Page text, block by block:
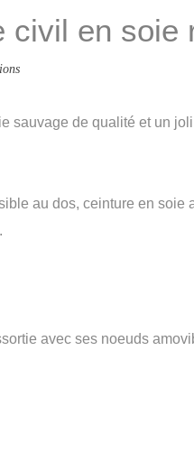
civil en soie
sauvage de qualité et un
au dos, ceinture en soie
avec ses noeuds